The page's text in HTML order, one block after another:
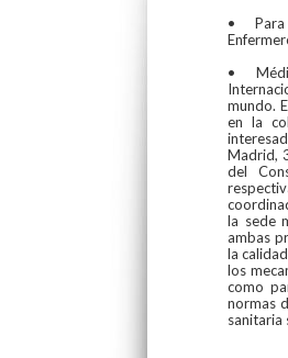
• Para
•
mundo.
en la
Madrid,
del
la sede
ambas
la
los
como
normas
sanitaria